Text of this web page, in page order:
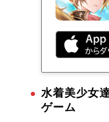
水着美少女
ゲーム